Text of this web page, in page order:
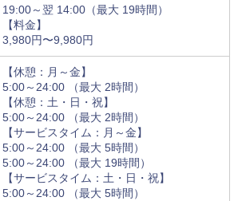
19:00～翌 14:00（最大 19時間）
【料金】
3,980円〜9,980円
【休憩：月～金】
5:00～24:00 （最大 2時間）
【休憩：土・日・祝】
5:00～24:00 （最大 2時間）
【サービスタイム：月～金】
5:00～24:00 （最大 5時間）
5:00～24:00 （最大 19時間）
【サービスタイム：土・日・祝】
5:00～24:00 （最大 5時間）